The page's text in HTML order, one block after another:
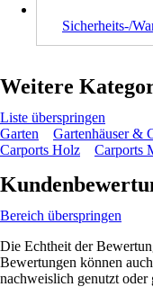
Sicherheits-/
Weitere
Liste überspringen
Garten
Gartenhäuser &
Carports Holz
Carports
Bereich überspringen
Die Echtheit der
Bewertungen können
nachweislich genutzt oder